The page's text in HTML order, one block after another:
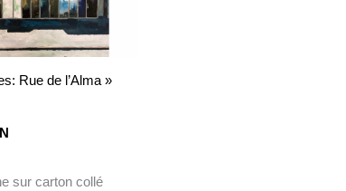
Rue de l’Alma »
sur carton collé